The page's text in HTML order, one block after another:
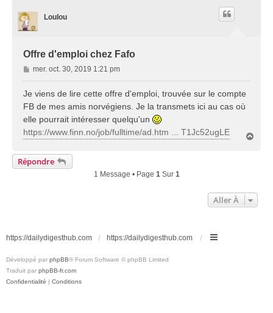
Loulou
Offre d'emploi chez Fafo
M
e
s
s
g
e
mer. oct. 30, 2019 1:21 pm
Je viens de lire cette offre d'emploi, trouvée sur le compte
FB de mes amis norvégiens. Je la transmets ici au cas où
elle pourrait intéresser quelqu'un
https://www.finn.no/job/fulltime/ad.htm ... T1Jc52ugLE
Répondre
1 Message • Page 1Sur 1
Aller À
https://dailydigesthub.com https://dailydigesthub.com
Développé par phpBB® Forum Software © phpBB Limited
Traduit par phpBB-fr.com
Confidentialité | Conditions